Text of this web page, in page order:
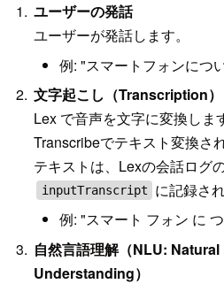
ユーザーの発話
ユーザーが発話します。
例: "スマートフォンにつ
文字起こし（Transcription）
Lex で音声を文字に変換しま
Transcribeでテキスト変換さ
テキストは、Lexの会話ログ
inputTranscript
に記録さ
例: "スマート フォン に
自然言語理解（NLU:
Understanding）